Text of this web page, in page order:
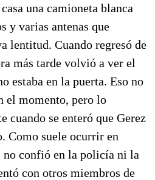
una camioneta blanca
y varias antenas que
lentitud. Cuando regresó de
más tarde volvió a ver el
estaba en la puerta. Eso no
el momento, pero lo
cuando se enteró que Gerez
Como suele ocurrir en
no confió en la policía ni la
con otros miembros de